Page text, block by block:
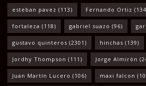
esteban pavez (113) Fernando Ortiz
fortaleza (118) gabriel suazo (96)
gustavo quinteros (2301) hinchas (139)
Jordhy Thompson (111) Jorge Almirón
Juan Martín Lucero (106) maxi falcon